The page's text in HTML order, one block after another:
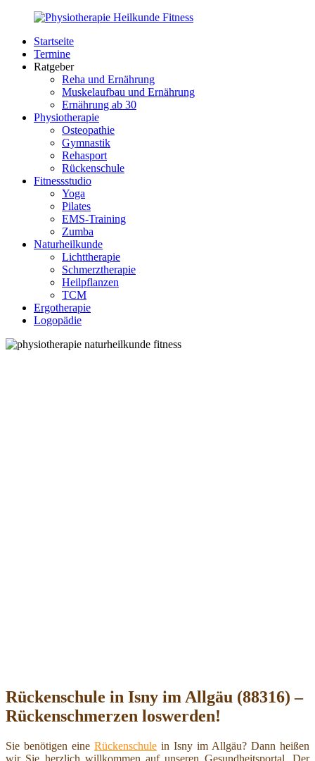
Zurück
Inhalt
PhysioMed-
Fit.de
Gesundheit
Startseite
Termine
Ratgeber
Reha und Ernährung
Muskelaufbau und Ernährung
Ernährung ab 30
Physiotherapie
Osteopathie
Gymnastik
Rehasport
Rückenschule
Fitnessstudio
Yoga
Pilates
EMS-Training
Zumba
Naturheilkunde
Lichttherapie
Schmerztherapie
Heilpflanzen
TCM
Ergotherapie
Logopädie
Rückenschule in Isny im Allgäu (88316) –
Rückenschmerzen loswerden!
Sie benötigen eine Rückenschule in Isny im Allgäu? Dann heißen
wir Sie herzlich willkommen auf unseren Gesundheitsportal. Der